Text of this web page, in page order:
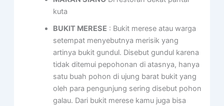
kuta
BUKIT MERESE : Bukit merese atau warga
setempat menyebutnya merisik yang
artinya bukit gundul. Disebut gundul karena
tidak ditemui pepohonan di atasnya, hanya
satu buah pohon di ujung barat bukit yang
oleh para pengunjung sering disebut pohon
galau. Dari bukit merese kamu juga bisa